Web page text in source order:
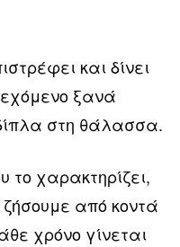
και δίνει
ξανά
στη θάλασσα.
το χαρακτηρίζει,
ζήσουμε από κοντά
χρόνο γίνεται